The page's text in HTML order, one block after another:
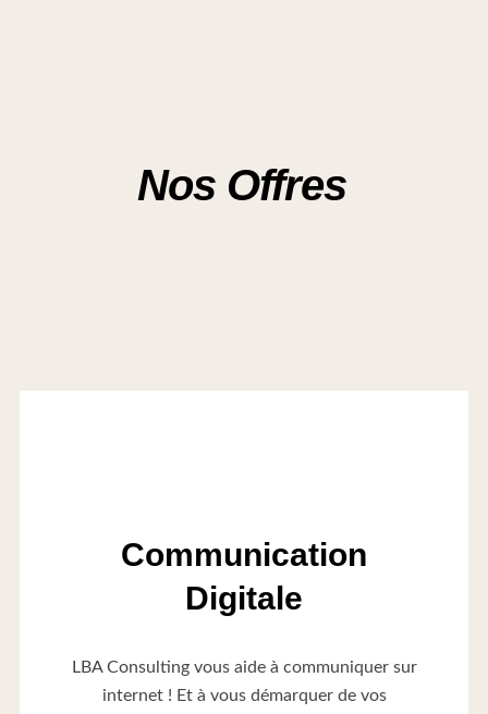
Nos Offres
Communication
Digitale
LBA Consulting vous aide à communiquer sur
internet ! Et à vous démarquer de vos